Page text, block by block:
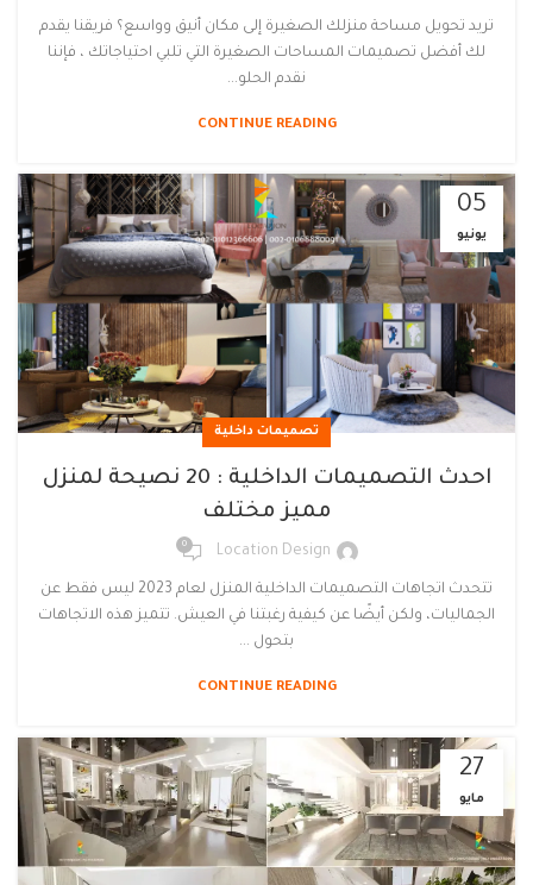
تريد تحويل مساحة منزلك الصغيرة إلى مكان أنيق وواسع؟ فريقنا يقدم
لك أفضل تصميمات المساحات الصغيرة التي تلبي احتياجاتك ، فإننا
نقدم الحلو...
CONTINUE READING
05
يونيو
تصميمات داخلية
احدث التصميمات الداخلية : 20 نصيحة لمنزل
مميز مختلف
Location Design
0
تتحدث اتجاهات التصميمات الداخلية المنزل لعام 2023 ليس فقط عن
الجماليات، ولكن أيضًا عن كيفية رغبتنا في العيش. تتميز هذه الاتجاهات
بتحول ...
CONTINUE READING
27
مايو